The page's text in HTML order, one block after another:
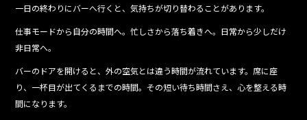
一日の終わりにバーへ行くと、気持ちが切り替わることがあります。
仕事モードから自分の時間へ。忙しさから落ち着きへ。日常から少しだけ
非日常へ。
バーのドアを開けると、外の空気とは違う時間が流れています。席に座
り、一杯目が出てくるまでの時間。その短い待ち時間さえ、心を整える時
間になります。